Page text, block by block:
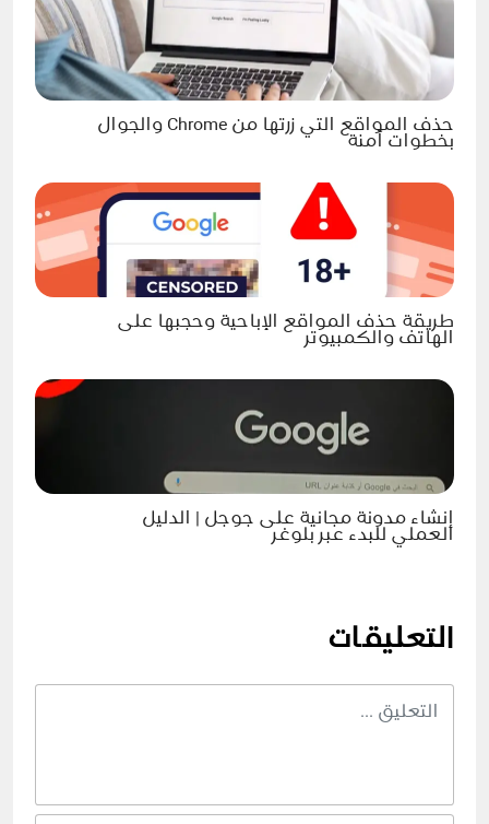
حذف المواقع التي زرتها من Chrome والجوال
بخطوات آمنة
طريقة حذف المواقع الإباحية وحجبها على
الهاتف والكمبيوتر
إنشاء مدونة مجانية على جوجل | الدليل
العملي للبدء عبر بلوغر
التعليقات